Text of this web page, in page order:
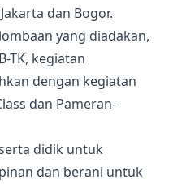
dan Bogor.
yang diadakan,
TK, kegiatan
dengan kegiatan
dan Pameran-
didik untuk
dan berani untuk